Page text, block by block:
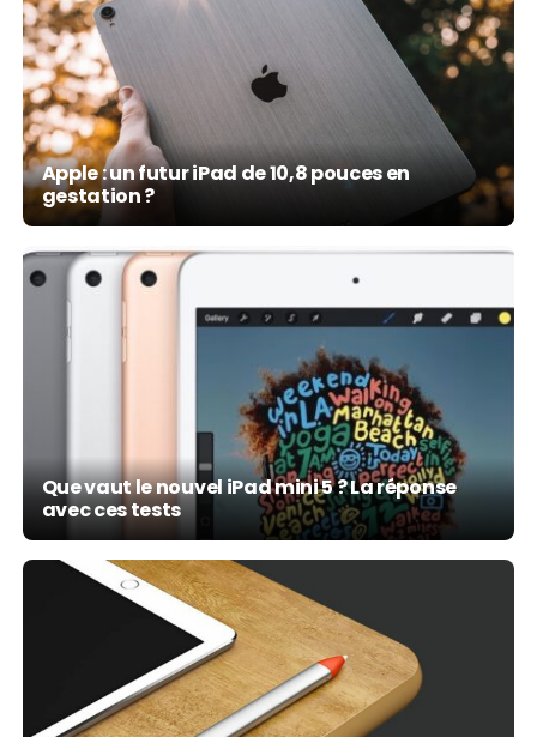
Apple : un futur iPad de 10,8 pouces en
gestation ?
Que vaut le nouvel iPad mini 5 ? La réponse
avec ces tests